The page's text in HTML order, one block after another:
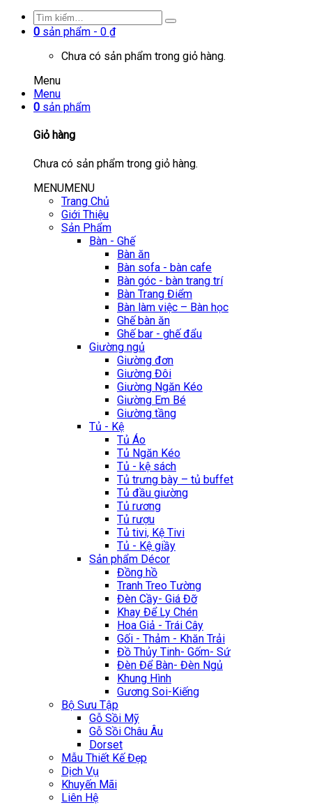
0 sản phẩm - 0 ₫
Chưa có sản phẩm trong giỏ hàng.
Menu
Menu
0 sản phẩm
Giỏ hàng
Chưa có sản phẩm trong giỏ hàng.
MENUMENU
Trang Chủ
Giới Thiệu
Sản Phẩm
Bàn - Ghế
Bàn ăn
Bàn sofa - bàn cafe
Bàn góc - bàn trang trí
Bàn Trang Điểm
Bàn làm việc – Bàn học
Ghế bàn ăn
Ghế bar - ghế đẩu
Giường ngủ
Giường đơn
Giường Đôi
Giường Ngăn Kéo
Giường Em Bé
Giường tầng
Tủ - Kệ
Tủ Áo
Tủ Ngăn Kéo
Tủ - kệ sách
Tủ trưng bày – tủ buffet
Tủ đầu giường
Tủ rương
Tủ rượu
Tủ tivi, Kệ Tivi
Tủ - Kệ giầy
Sản phẩm Décor
Đồng hồ
Tranh Treo Tường
Đèn Cầy- Giá Đỡ
Khay Để Ly Chén
Hoa Giả - Trái Cây
Gối - Thảm - Khăn Trải
Đồ Thủy Tinh- Gốm- Sứ
Đèn Để Bàn- Đèn Ngủ
Khung Hình
Gương Soi-Kiếng
Bộ Sưu Tập
Gỗ Sồi Mỹ
Gỗ Sồi Châu Âu
Dorset
Mẫu Thiết Kế Đẹp
Dịch Vụ
Khuyến Mãi
Liên Hệ